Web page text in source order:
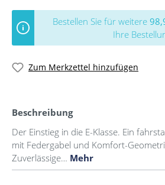
Bestellen Sie für weitere
Ihre
Zum Merkzettel hinzufügen
Beschreibung
Der Einstieg in die E-Klasse. Ein
mit Federgabel und Komfort-
Zuverlässige… Mehr